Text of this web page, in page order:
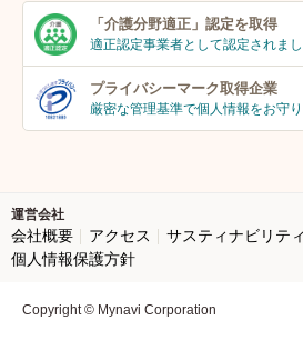
「介護分野適正」 認定を取得
適正認定事業者として認定されまし
プライバシーマーク取得企業
厳密な管理基準で個人情報をお守り
運営会社
会社概要 アクセス サスティナビリティ
個人情報保護方針
Copyright © Mynavi Corporation